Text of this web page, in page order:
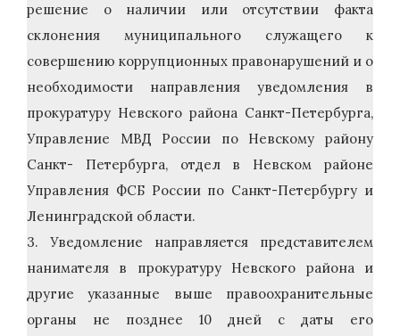
решение о наличии или отсутствии факта
склонения муниципального служащего к
совершению коррупционных правонарушений и о
необходимости направления уведомления в
прокуратуру Невского района Санкт-Петербурга,
Управление МВД России по Невскому району
Санкт- Петербурга, отдел в Невском районе
Управления ФСБ России по Санкт-Петербургу и
Ленинградской области.
3. Уведомление направляется представителем
нанимателя в прокуратуру Невского района и
другие указанные выше правоохранительные
органы не позднее 10 дней с даты его